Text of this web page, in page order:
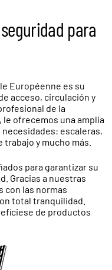
para
Européenne es su
acceso, circulación y
de la
ofrecemos una amplia
escaleras,
y mucho más.
para garantizar su
Gracias a nuestras
con las normas
total tranquilidad.
de productos